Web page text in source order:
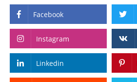
Facebook
Instagram
Linkedin